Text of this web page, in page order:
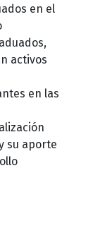
en el
activos
en las
su aporte